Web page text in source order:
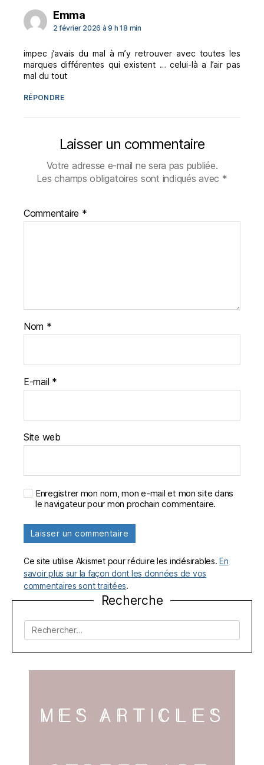
Emmadit :
2 février 2026 à 9 h 18 min
impec j’avais du mal à m’y retrouver avec toutes les
marques différentes qui existent … celui-là a l’air pas
mal du tout
RÉPONDRE
Laisser un commentaire
Votre adresse e-mail ne sera pas publiée.
Les champs obligatoires sont indiqués avec *
Commentaire *
Nom *
E-mail *
Site web
Enregistrer mon nom, mon e-mail et mon site dans
le navigateur pour mon prochain commentaire.
Ce site utilise Akismet pour réduire les indésirables.En
savoir plus sur la façon dont les données de vos
commentaires sont traitées.
Recherche
Rechercher :